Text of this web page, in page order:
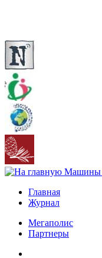
Главная
Журнал
Мегаполис
Партнеры